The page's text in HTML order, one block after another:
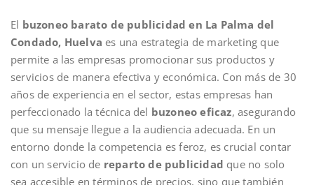
El buzoneo barato de publicidad en La Palma del
Condado, Huelva es una estrategia de marketing que
permite a las empresas promocionar sus productos y
servicios de manera efectiva y económica. Con más de 30
años de experiencia en el sector, estas empresas han
perfeccionado la técnica del buzoneo eficaz, asegurando
que su mensaje llegue a la audiencia adecuada. En un
entorno donde la competencia es feroz, es crucial contar
con un servicio de reparto de publicidad que no solo
sea accesible en términos de precios, sino que también